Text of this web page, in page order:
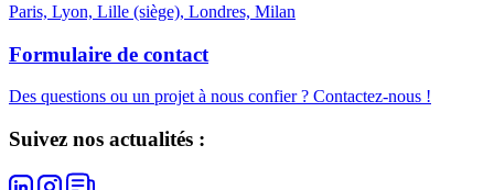
Paris, Lyon, Lille (siège), Londres, Milan
Formulaire de contact
Des questions ou un projet à nous confier ? Contactez-nous !
Suivez nos actualités :